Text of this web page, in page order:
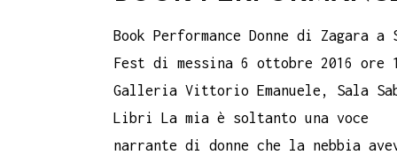
Book Performance Donne di Zagara a
Fest di messina 6 ottobre 2016 ore
Galleria Vittorio Emanuele, Sala
Libri La mia è soltanto una voce
narrante di donne che la nebbia